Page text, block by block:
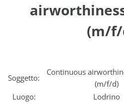
(m/
Soggetto:
Continuous
(m/f/d)
Luogo:
Lodrino